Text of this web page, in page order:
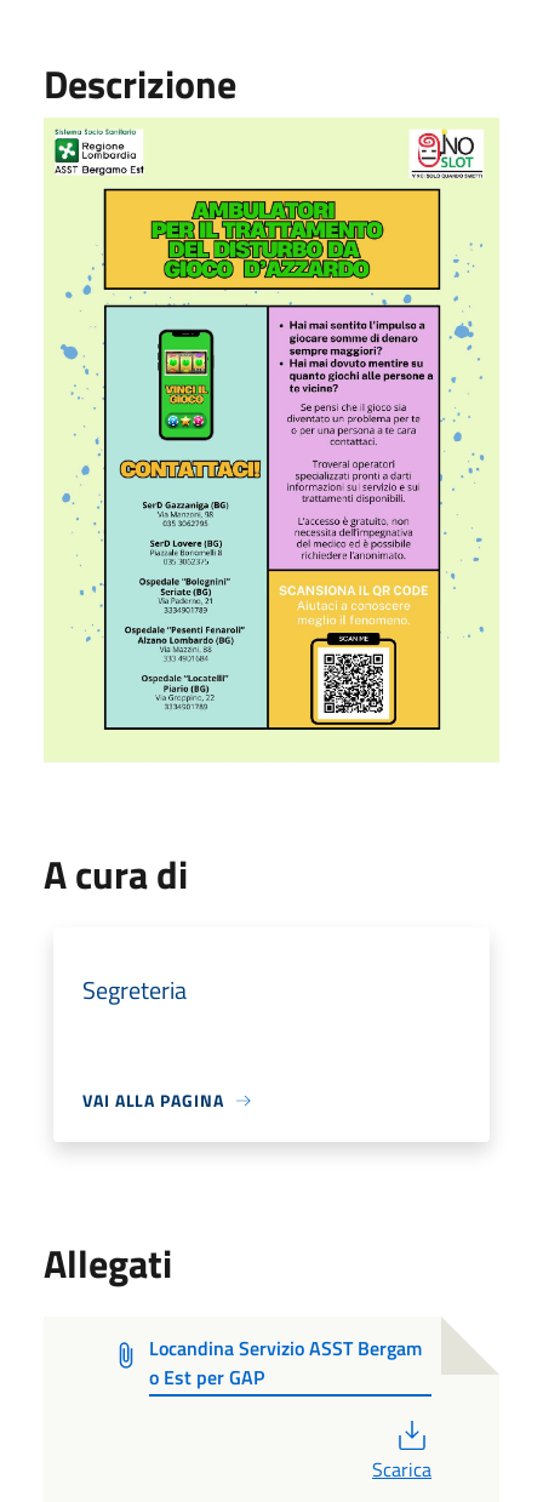
Descrizione
A cura di
Segreteria
VAI ALLA PAGINA
Allegati
Locandina Servizio ASST Bergam
o Est per GAP
Scarica